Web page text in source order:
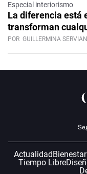
Especial interiorismo
La diferencia está
transforman
POR GUILLERMINA SERVIAN
Actualidad
Tiempo Libre